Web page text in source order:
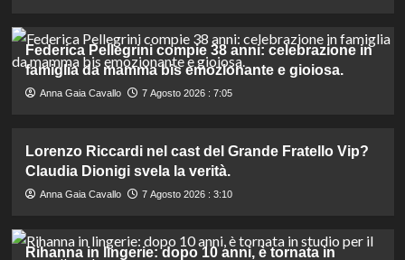
Federica Pellegrini compie 38 anni: celebrazione in
famiglia da mamma bis emozionante e gioiosa.
Anna Gaia Cavallo 7 Agosto 2026 : 7:05
Lorenzo Riccardi nel cast del Grande Fratello Vip?
Claudia Dionigi svela la verità.
Anna Gaia Cavallo 7 Agosto 2026 : 3:10
Rihanna in lingerie: dopo 10 anni, è tornata in